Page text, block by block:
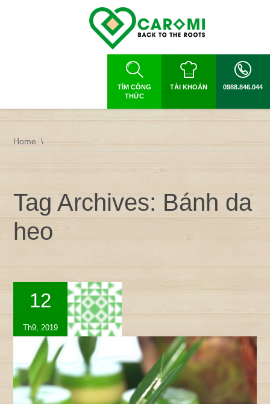
TÌM CÔNG
THỨC
TÀI KHOẢN 0988.846.044
Home
Tag Archives: Bánh da
heo
12
Th9, 2019